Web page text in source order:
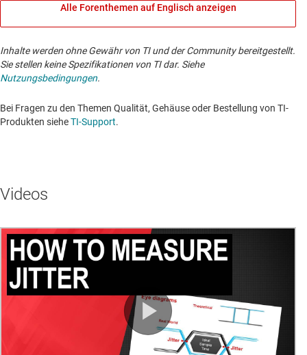
Alle Forenthemen auf Englisch anzeigen
Inhalte werden ohne Gewähr von TI und der Community bereitgestellt.
Sie stellen keine Spezifikationen von TI dar. Siehe
Nutzungsbedingungen.
Bei Fragen zu den Themen Qualität, Gehäuse oder Bestellung von TI-
Produkten sieheTI-Support. ​​​​​​​​​​​​​​
Videos